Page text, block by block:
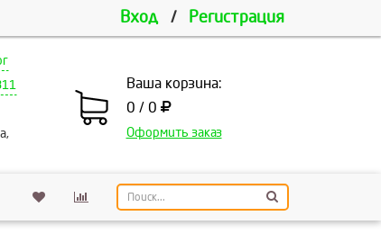
Вход / Регистрация
Ваша корзина:
0 / 0
Оформить заказ